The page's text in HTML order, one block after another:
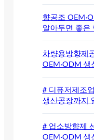
향공조
알아두면 좋은
차량용방향제
OEM·ODM 생
# 디퓨저제조
생산공장까지
# 업소방향제
OEM·ODM 생